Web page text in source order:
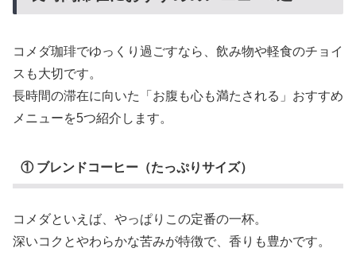
コメダ珈琲でゆっくり過ごすなら、飲み物や軽食のチョイ
スも大切です。
長時間の滞在に向いた「お腹も心も満たされる」おすすめ
メニューを5つ紹介します。
① ブレンドコーヒー（たっぷりサイズ）
コメダといえば、やっぱりこの定番の一杯。
深いコクとやわらかな苦みが特徴で、香りも豊かです。